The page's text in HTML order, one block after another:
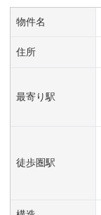
物件名
住所
最寄り駅
徒歩圏駅